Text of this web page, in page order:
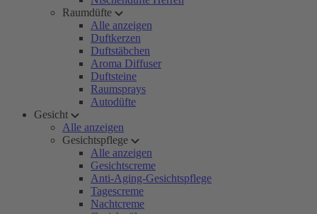
Raumdüfte
Alle anzeigen
Duftkerzen
Duftstäbchen
Aroma Diffuser
Duftsteine
Raumsprays
Autodüfte
Gesicht
Alle anzeigen
Gesichtspflege
Alle anzeigen
Gesichtscreme
Anti-Aging-Gesichtspflege
Tagescreme
Nachtcreme